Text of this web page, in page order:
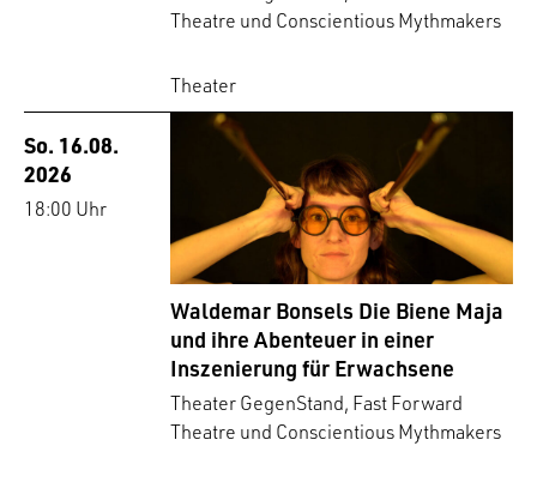
Theatre und Conscientious Mythmakers
Theater
So. 16.08.
2026
18:00 Uhr
Waldemar Bonsels Die Biene Maja
und ihre Abenteuer in einer
Inszenierung für Erwachsene
Theater GegenStand, Fast Forward
Theatre und Conscientious Mythmakers